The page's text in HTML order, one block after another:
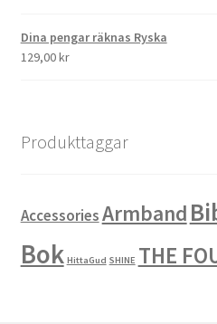
Dina pengar räknas Ryska
129,00kr
Produkttaggar
AccessoriesArmband
Bok HittaGud SHINE THE